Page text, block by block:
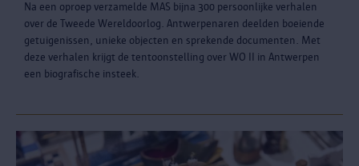
Na een oproep verzamelde MAS bijna 300 persoonlijke verhalen
over de Tweede Wereldoorlog. Antwerpenaren deelden boeiende
getuigenissen, unieke objecten en sprekende documenten. Met
deze verhalen krijgt de tentoonstelling over WO II in Antwerpen
een biografische insteek.